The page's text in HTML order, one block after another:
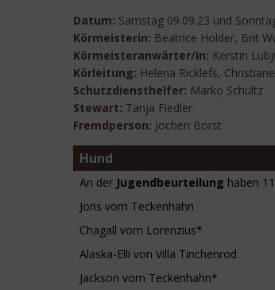
Datum: Samstag 09.09.23 und
Körmeisterin: Beatrice Holder, Brit
Körmeisteranwärter/in: Kerstin
Körleitung: Helena Ricklefs,
Schutzdiensthelfer: Marko Schultz
Stewart: Tanja Fiedler
Fremdperson: Jochen Borst
Hund
An der Jugendbeurteilung haben
Joris vom Teckenhahn
Chagall vom Lorenzius*
Alaska-Elli von Villa Tinchenrod
Jackson vom Teckenhahn*